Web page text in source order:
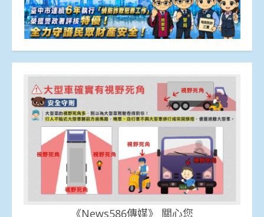
《News586傳媒》 關心您